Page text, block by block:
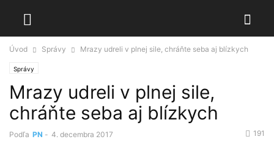
Úvod Správy Mrazy udreli v plnej sile, chráňte seba aj blízkych
Správy
Mrazy udreli v plnej sile,
chráňte seba aj blízkych
Podľa PN - 4. decembra 2017 191